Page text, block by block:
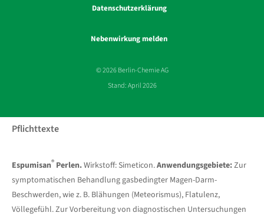
Datenschutzerklärung
Nebenwirkung melden
© 2026 Berlin-Chemie AG
Stand: April 2026
Pflichttexte
Espumisan® Perlen.Wirkstoff: Simeticon.Anwendungsgebiete:Zur
symptomatischen Behandlung gasbedingter Magen-Darm-
Beschwerden, wie z. B. Blähungen (Meteorismus), Flatulenz,
Völlegefühl. Zur Vorbereitung von diagnostischen Untersuchungen